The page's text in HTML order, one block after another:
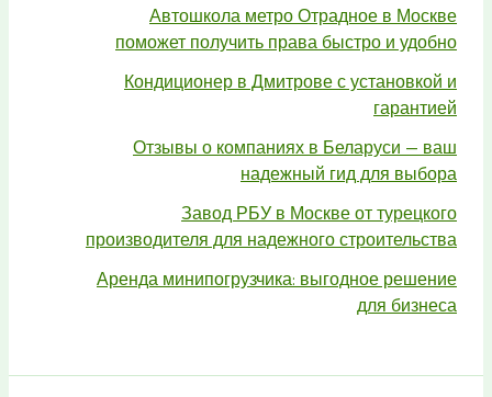
Автошкола метро Отрадное в Москве
поможет получить права быстро и удобно
Кондиционер в Дмитрове с установкой и
гарантией
Отзывы о компаниях в Беларуси — ваш
надежный гид для выбора
Завод РБУ в Москве от турецкого
производителя для надежного строительства
Аренда минипогрузчика: выгодное решение
для бизнеса